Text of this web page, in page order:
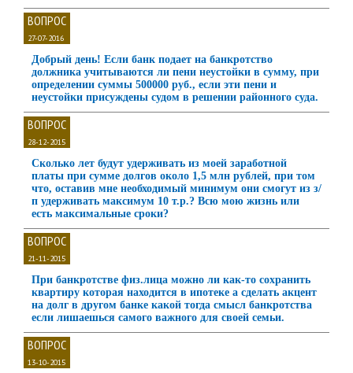
ВОПРОС
27-07-2016
Добрый день! Если банк подает на банкротство
должника учитываются ли пени неустойки в сумму, при
определении суммы 500000 руб., если эти пени и
неустойки присуждены судом в решении районного суда.
ВОПРОС
28-12-2015
Сколько лет будут удерживать из моей заработной
платы при сумме долгов около 1,5 млн рублей, при том
что, оставив мне необходимый минимум они смогут из з/
п удерживать максимум 10 т.р.? Всю мою жизнь или
есть максимальные сроки?
ВОПРОС
21-11-2015
При банкротстве физ.лица можно ли как-то сохранить
квартиру которая находится в ипотеке а сделать акцент
на долг в другом банке какой тогда смысл банкротства
если лишаешься самого важного для своей семьи.
ВОПРОС
13-10-2015